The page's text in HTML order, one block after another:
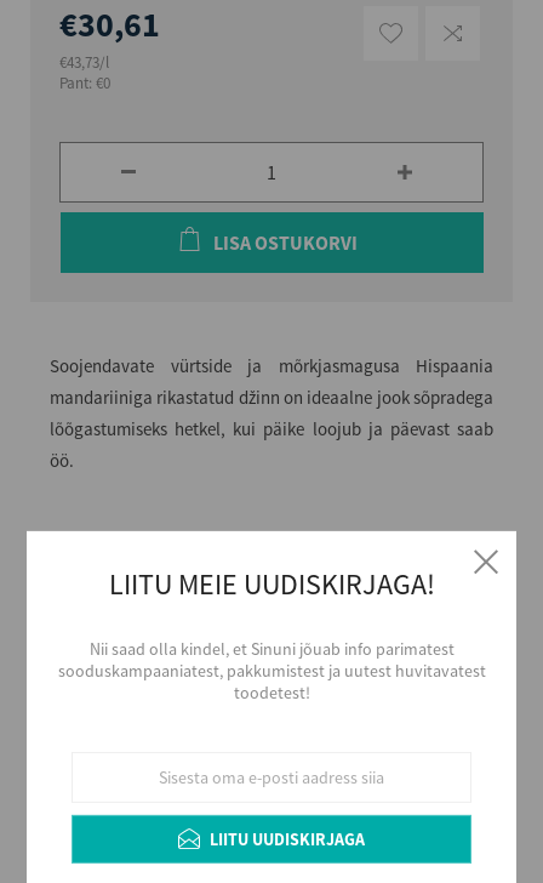
€30,61
€43,73/l
Pant: €0
LISA OSTUKORVI
Soojendavate vürtside ja mõrkjasmagusa Hispaania
mandariiniga rikastatud džinn on ideaalne jook sõpradega
lõõgastumiseks hetkel, kui päike loojub ja päevast saab
öö.
London Gin
Päritolumaa
Suurbritannia
Maht (L)
Kogus kastis
6
LIITU MEIE UUDISKIRJAGA!
Nii saad olla kindel, et Sinuni jõuab info parimatest
sooduskampaaniatest, pakkumistest ja uutest huvitavatest
toodetest!
LIITU UUDISKIRJAGA